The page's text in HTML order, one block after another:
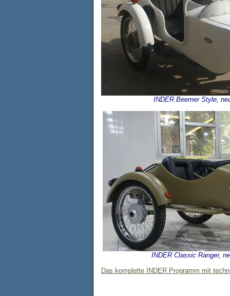
INDER Beemer Style,
INDER Classic Ranger,
Das komplette INDER Programm mit